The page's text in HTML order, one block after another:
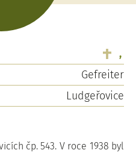
,
Gefreiter
Ludgeřovice
čp. 543. V roce 1938 byl